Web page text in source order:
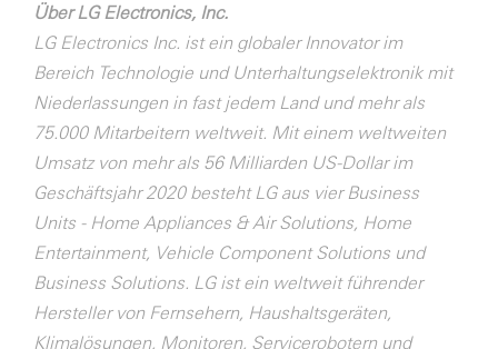
Über LG Electronics, Inc.
LG Electronics Inc. ist ein globaler Innovator im
Bereich Technologie und Unterhaltungselektronik mit
Niederlassungen in fast jedem Land und mehr als
75.000 Mitarbeitern weltweit. Mit einem weltweiten
Umsatz von mehr als 56 Milliarden US-Dollar im
Geschäftsjahr 2020 besteht LG aus vier Business
Units - Home Appliances & Air Solutions, Home
Entertainment, Vehicle Component Solutions und
Business Solutions. LG ist ein weltweit führender
Hersteller von Fernsehern, Haushaltsgeräten,
Klimalösungen, Monitoren, Servicerobotern und